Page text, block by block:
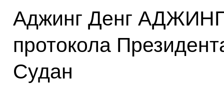
Аджинг Денг АДЖИНГ
протокола
Судан